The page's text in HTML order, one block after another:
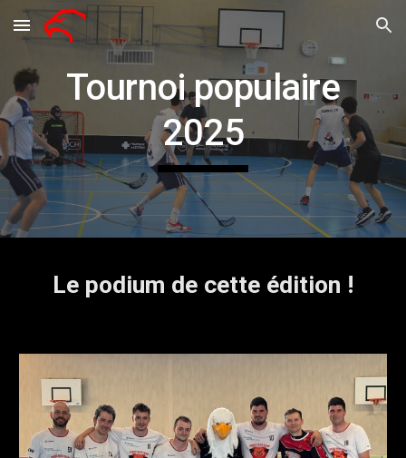
Skip to main content Skip to navigation
Tournoi populaire
2025
Le podium de cette édition !